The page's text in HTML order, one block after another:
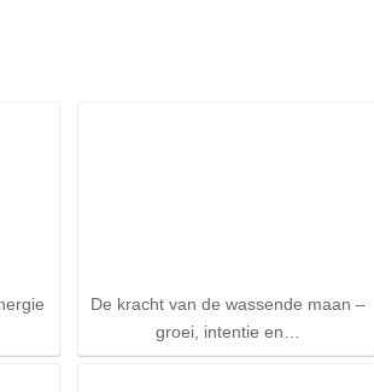
De kracht van de wassende maan –
groei, intentie en…